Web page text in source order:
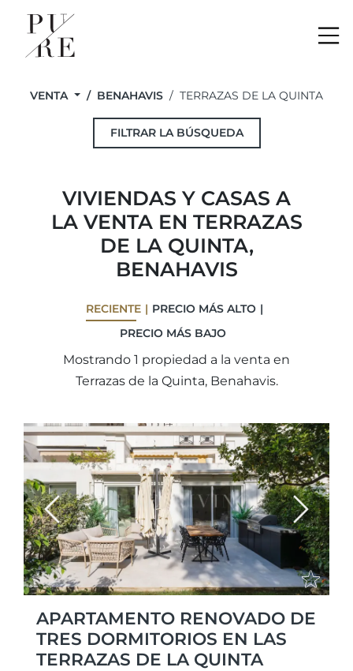
VENTA BENAHAVIS TERRAZAS DE LA QUINTA
FILTRAR LA BÚSQUEDA
VIVIENDAS Y CASAS A
LA VENTA EN TERRAZAS
DE LA QUINTA,
BENAHAVIS
RECIENTE
PRECIO MÁS ALTO
PRECIO MÁS BAJO
Mostrando 1 propiedad a la venta en
Terrazas de la Quinta, Benahavis.
Previous Next
APARTAMENTO RENOVADO DE
TRES DORMITORIOS EN LAS
TERRAZAS DE LA QUINTA